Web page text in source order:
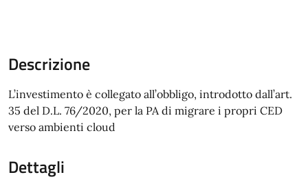
Descrizione
L’investimento è collegato all’obbligo, introdotto dall’art.
35 del D.L. 76/2020, per la PA di migrare i propri CED
verso ambienti cloud
Dettagli